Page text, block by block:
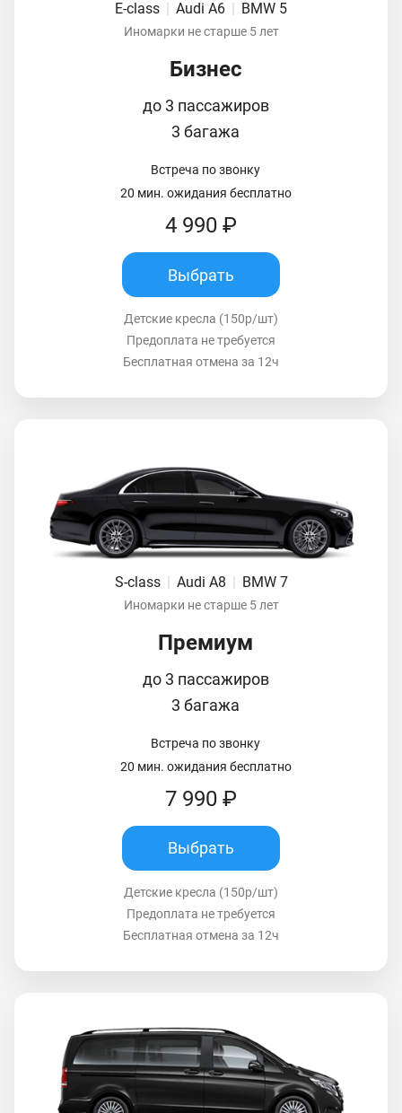
E-class | Audi A6 | BMW 5
Иномарки не старше 5 лет
Бизнес
до 3 пассажиров
3 багажа
Встреча по звонку
20 мин. ожидания бесплатно
4 990 ₽
Выбрать
Детские кресла (150р/шт)
Предоплата не требуется
Бесплатная отмена за 12ч
S-class | Audi A8 | BMW 7
Иномарки не старше 5 лет
Премиум
до 3 пассажиров
3 багажа
Встреча по звонку
20 мин. ожидания бесплатно
7 990 ₽
Выбрать
Детские кресла (150р/шт)
Предоплата не требуется
Бесплатная отмена за 12ч